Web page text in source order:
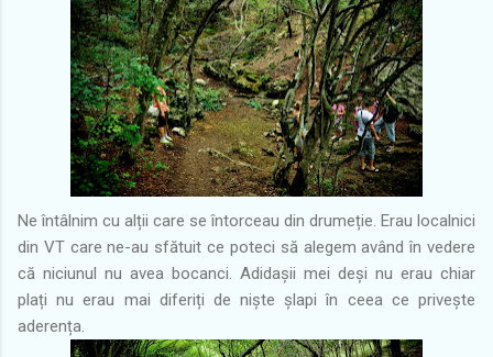
Ne întâlnim cu alții care se întorceau din drumeție. Erau localnici
din VT care ne-au sfătuit ce poteci să alegem având în vedere
că niciunul nu avea bocanci. Adidașii mei deși nu erau chiar
plați nu erau mai diferiți de niște șlapi în ceea ce privește
aderența.